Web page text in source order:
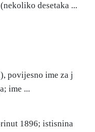
desetaka ...
povijesno ime za j
ime ...
1896; istisnina